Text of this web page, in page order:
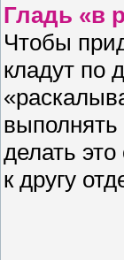
Гладь «в
Чтобы
кладут по
делать
к другу